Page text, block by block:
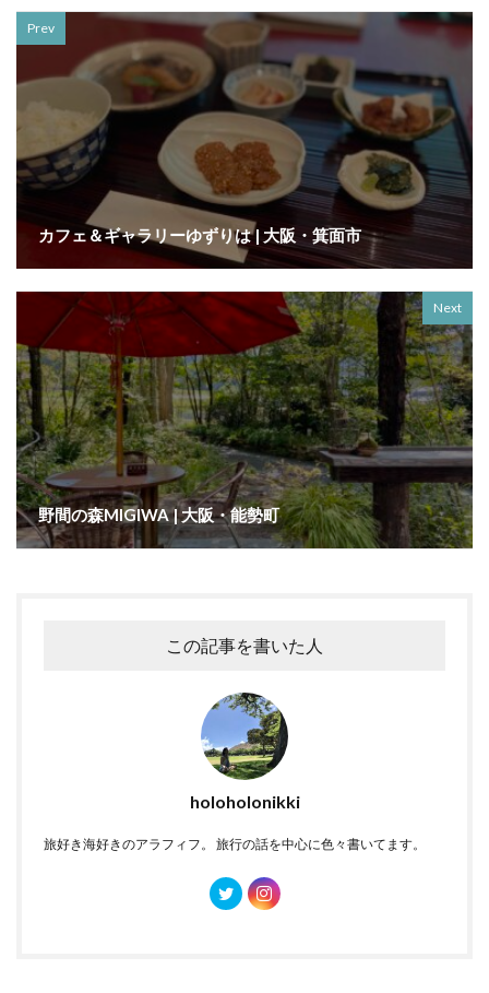
Prev
カフェ＆ギャラリーゆずりは | 大阪・箕面市
Next
野間の森MIGIWA | 大阪・能勢町
この記事を書いた人
holoholonikki
旅好き海好きのアラフィフ。 旅行の話を中心に色々書いてます。